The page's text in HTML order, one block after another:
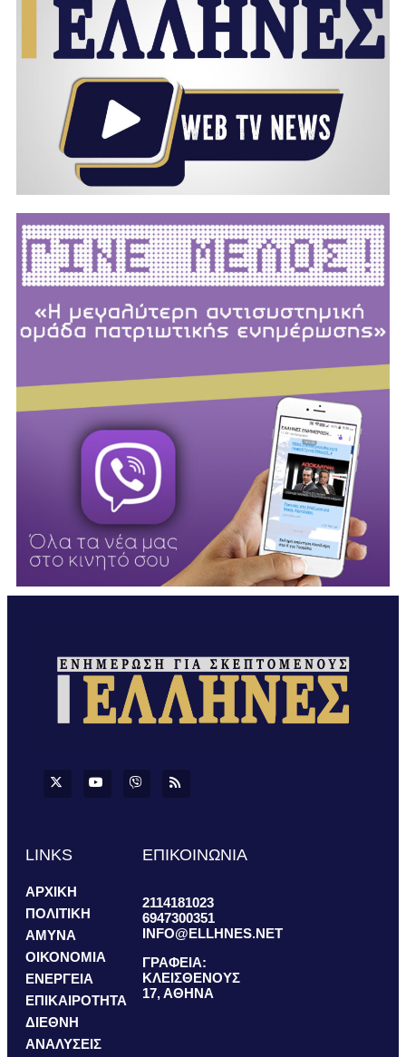
LINKS
ΑΡΧΙΚΗ
ΠΟΛΙΤΙΚΗ
ΑΜΥΝΑ
ΟΙΚΟΝΟΜΙΑ
ΕΝΕΡΓΕΙΑ
ΕΠΙΚΑΙΡΟΤΗΤΑ
ΔΙΕΘΝΗ
ΑΝΑΛΥΣΕΙΣ
ΕΠΙΚΟΙΝΩΝΙΑ
2114181023
6947300351
INFO@ELLHNES.NET
ΓΡΑΦΕΙΑ:
ΚΛΕΙΣΘΕΝΟΥΣ
17, ΑΘΗΝΑ